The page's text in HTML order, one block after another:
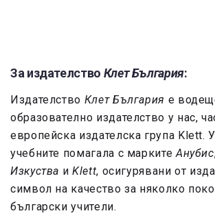
За издателство Клет България:
Издателство Клет България е
образователно издателство у нас,
европейска издателска група Klett.
учебните помагала с марките Анубис
Изкуства иKlett, осигурявани от
символ на качество за няколко
български учители.